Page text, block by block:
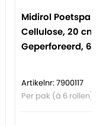
Midirol
Cellulose, 20 cm
Geperforeerd, 6
Artikelnr: 7900117
Per pak (à 6 rollen)